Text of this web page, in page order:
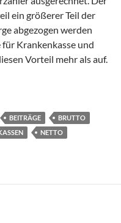
ein größerer Teil der
abgezogen werden
Krankenkasse und
Vorteil mehr als auf.
im nächsten Jahr
BEITRÄGE
BRUTTO
NETTO